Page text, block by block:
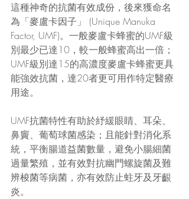
這種神奇的抗菌有效成份，後來獲命名
為「麥盧卡因子」 (Unique Manuka
Factor, UMF)。一般麥盧卡蜂蜜的UMF級
別最少已達10，較一般蜂蜜高出一倍；
UMF級別達15的高濃度麥盧卡蜂蜜更具
能強效抗菌，達20者更可用作特定醫療
用途。
UMF抗菌特性有助於紓緩眼睛、耳朵、
鼻竇、葡萄球菌感染；且能針對消化系
統，平衡腸道益菌數量，避免小腸細菌
過量繁殖，並有效對抗幽門螺旋菌及難
辨梭菌等病菌，亦有效防止蛀牙及牙齦
炎。